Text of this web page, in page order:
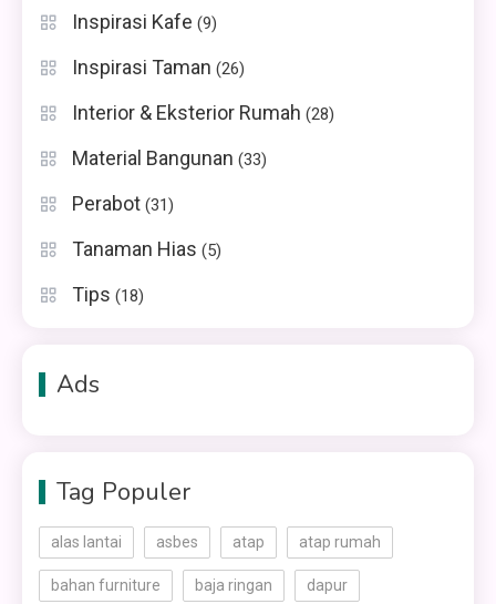
Inspirasi Kafe (9)
Inspirasi Taman (26)
Interior & Eksterior Rumah (28)
Material Bangunan (33)
Perabot (31)
Tanaman Hias (5)
Tips (18)
Ads
Tag Populer
alas lantai asbes atap atap rumah
bahan furniture baja ringan dapur